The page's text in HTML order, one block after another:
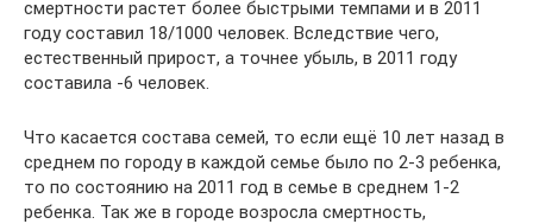
смертности растет более быстрыми темпами и в 2011
году составил 18/1000 человек. Вследствие чего,
естественный прирост, а точнее убыль, в 2011 году
составила -6 человек.
Что касается состава семей, то если ещё 10 лет назад в
среднем по городу в каждой семье было по 2-3 ребенка,
то по состоянию на 2011 год в семье в среднем 1-2
ребенка. Так же в городе возросла смертность,